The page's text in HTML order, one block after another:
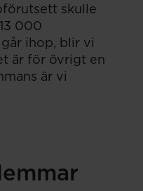
skulle
000
ihop, blir vi
är för övrigt en
är vi